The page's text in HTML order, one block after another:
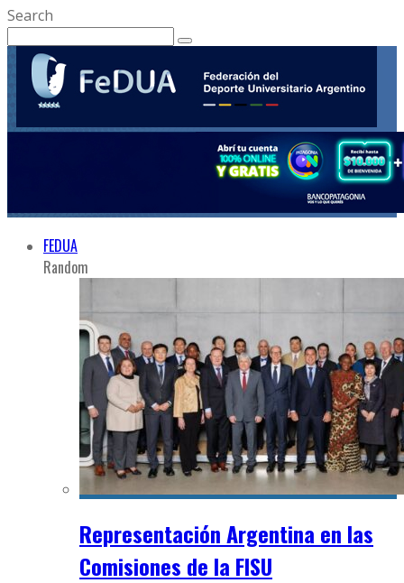
Search
FEDUA
Random
Representación Argentina en las
Comisiones de la FISU